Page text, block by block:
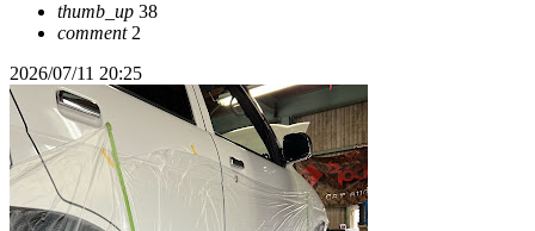
thumb_up 38
comment2
2026/07/11 20:25